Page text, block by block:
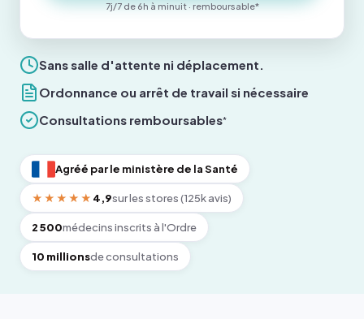
Sans salle d'attente ni déplacement.
Ordonnance ou arrêt de travail si nécessaire
Consultations remboursables*
Agréé par le ministère de la Santé
★★★★★ 4,9sur les stores (125k avis)
2 500médecins inscrits à l'Ordre
10 millionsde consultations
7j/7 de 6h à minuit · remboursable*